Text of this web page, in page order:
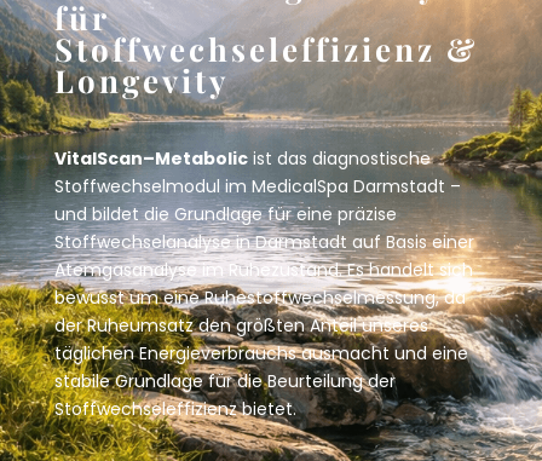
für
Stoffwechseleffizienz &
Longevity
VitalScan–Metabolicist das diagnostische
Stoffwechselmodul im MedicalSpa Darmstadt –
und bildet die Grundlage für eine präzise
Stoffwechselanalyse in Darmstadt auf Basis einer
Atemgasanalyse im Ruhezustand. Es handelt sich
bewusst um eine Ruhestoffwechselmessung, da
der Ruheumsatz den größten Anteil unseres
täglichen Energieverbrauchs ausmacht und eine
stabile Grundlage für die Beurteilung der
Stoffwechseleffizienz bietet.